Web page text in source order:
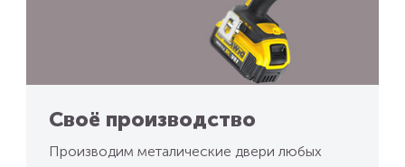
Своё производство
Производим металические двери любых